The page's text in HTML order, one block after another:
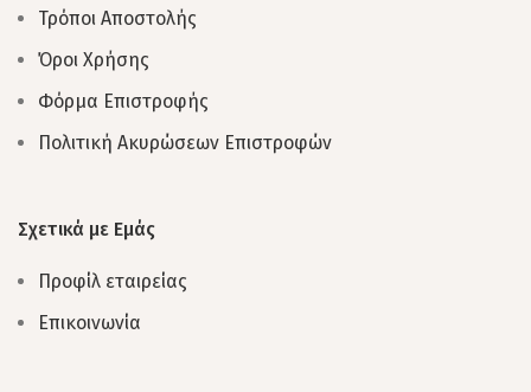
Τρόποι Αποστολής
Όροι Χρήσης
Φόρμα Επιστροφής
Πολιτική Ακυρώσεων Επιστροφών
Σχετικά με Εμάς
Προφίλ εταιρείας
Επικοινωνία